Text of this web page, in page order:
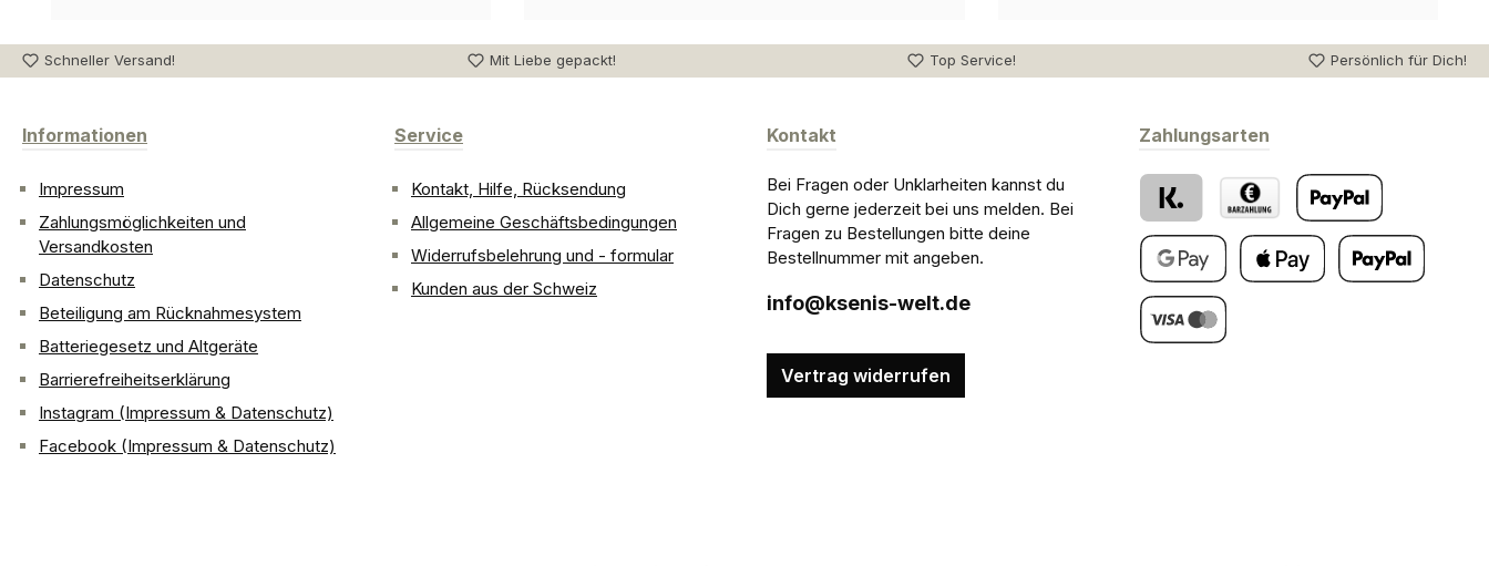
Schneller Versand! Mit Liebe gepackt! Top Service! Persönlich für Dich!
Informationen
Impressum
Zahlungsmöglichkeiten und
Versandkosten
Datenschutz
Beteiligung am Rücknahmesystem
Batteriegesetz und Altgeräte
Barrierefreiheitserklärung
Instagram (Impressum & Datenschutz)
Facebook (Impressum & Datenschutz)
Service
Kontakt, Hilfe, Rücksendung
Allgemeine Geschäftsbedingungen
Widerrufsbelehrung und - formular
Kunden aus der Schweiz
Kontakt
Bei Fragen oder Unklarheiten kannst du
Dich gerne jederzeit bei uns melden. Bei
Fragen zu Bestellungen bitte deine
Bestellnummer mit angeben.
info@ksenis-welt.de
Vertrag widerrufen
Zahlungsarten
PayPal
Google Pay
Klarna Barzahlung bei Abholung